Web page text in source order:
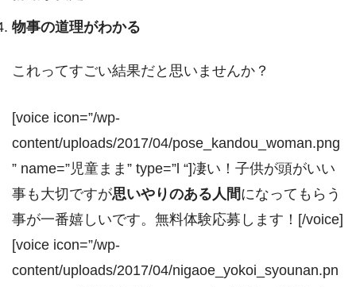
物事の道理がわかる
これってすごい結果だと思いませんか？
[voice icon=”/wp-
content/uploads/2017/04/pose_kandou_woman.png
” name=”児童まま” type=”l “]凄い！子供が頭がいい
事も大切ですが思いやりのある人間になってもらう
事が一番嬉しいです。無料体験応募します！[/voice]
[voice icon=”/wp-
content/uploads/2017/04/nigaoe_yokoi_syounan.pn